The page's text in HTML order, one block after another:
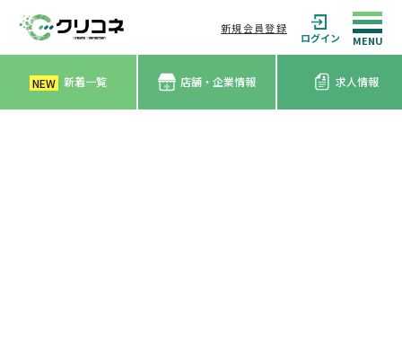
新規会員登録
ログイン
NEW 新着一覧 店舗・企業情報 求人情報